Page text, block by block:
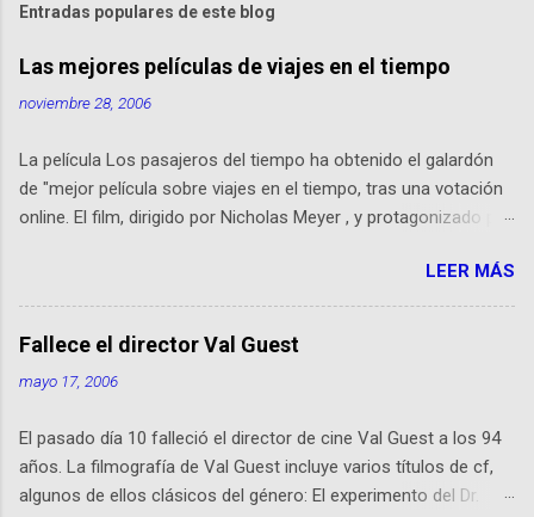
n
t
r
o
Entradas populares de este blog
Las mejores películas de viajes en el tiempo
noviembre 28, 2006
La película Los pasajeros del tiempo ha obtenido el galardón
de "mejor película sobre viajes en el tiempo, tras una votación
online. El film, dirigido por Nicholas Meyer , y protagonizado por
máquina del tiempo, debe viajar al futuro para detener a Jack el
destripador , que ha usado su invento. La lista se completa
con: 2º Star Trek IV ; 3º la trilogía de Regreso al futuro ; 4º El
simios ; 7º El ejército de las tinieblas ; 8º El final de la cuenta
algún lugar del tiempo . (Fuente: ANI)
LEER MÁS
Fallece el director Val Guest
mayo 17, 2006
El pasado día 10 falleció el director de cine Val Guest a los 94
años. La filmografía de Val Guest incluye varios títulos de cf,
algunos de ellos clásicos del género: El experimento del Dr.